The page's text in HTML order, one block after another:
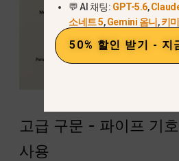
고급 구문 - 파이프 기
사용
💬 AI 채팅: GPT-5.6,
소네트 5,Gemini 옴니 ,키
50% 할인 받기 - 지